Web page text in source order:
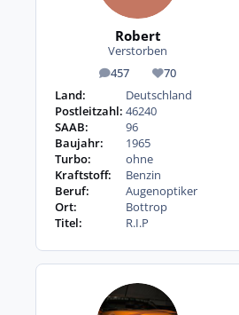
Robert
Verstorben
457
Beiträge 70
Reputation
Land:
Deutschland
Postleitzahl: 46240
SAAB:
96
Baujahr:
1965
Turbo:
ohne
Kraftstoff:
Benzin
Beruf:
Augenoptiker
Ort:
Bottrop
Titel:
R.I.P